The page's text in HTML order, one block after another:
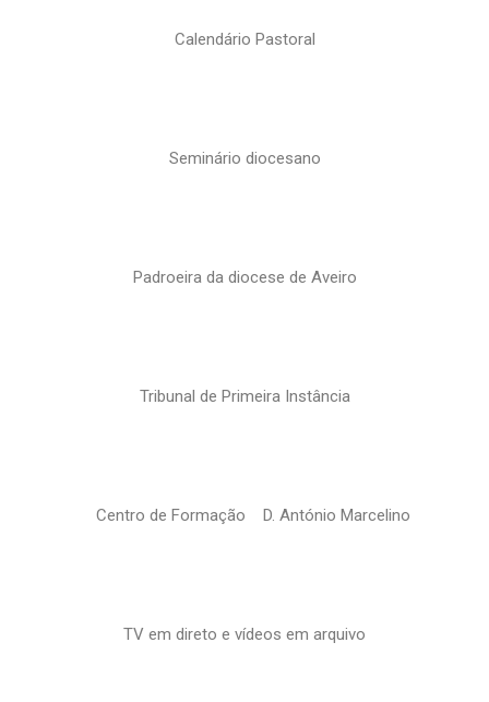
Calendário Pastoral
Seminário diocesano
Padroeira da diocese de Aveiro
Tribunal de Primeira Instância
Centro de Formação D. António Marcelino
TV em direto e vídeos em arquivo